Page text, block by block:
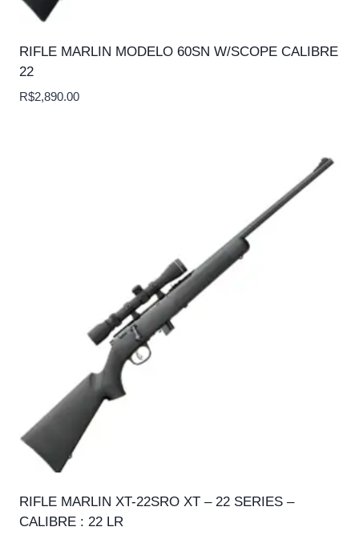
RIFLE MARLIN MODELO 60SN W/SCOPE CALIBRE
22
R$2,890.00
RIFLE MARLIN XT-22SRO XT – 22 SERIES –
CALIBRE : 22 LR